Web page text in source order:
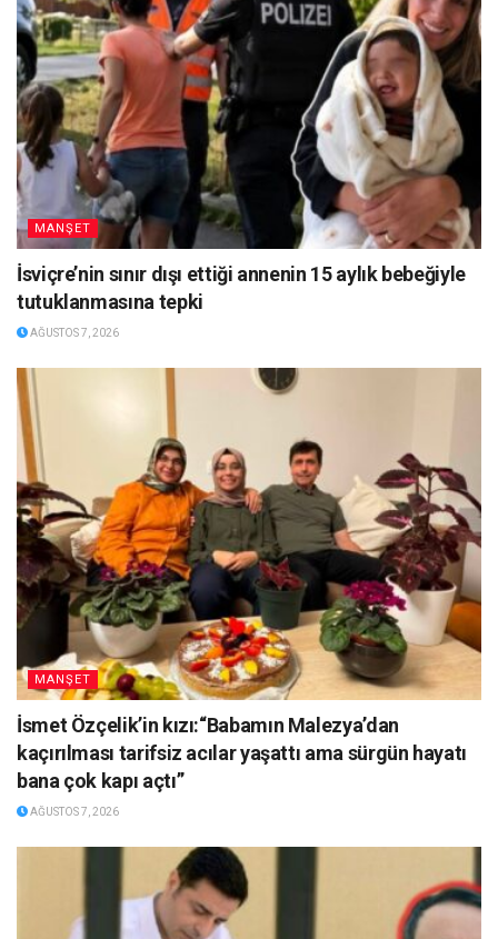
MANŞET
İsviçre’nin sınır dışı ettiği annenin 15 aylık bebeğiyle
tutuklanmasına tepki
AĞUSTOS 7, 2026
MANŞET
İsmet Özçelik’in kızı:“Babamın Malezya’dan
kaçırılması tarifsiz acılar yaşattı ama sürgün hayatı
bana çok kapı açtı”
AĞUSTOS 7, 2026